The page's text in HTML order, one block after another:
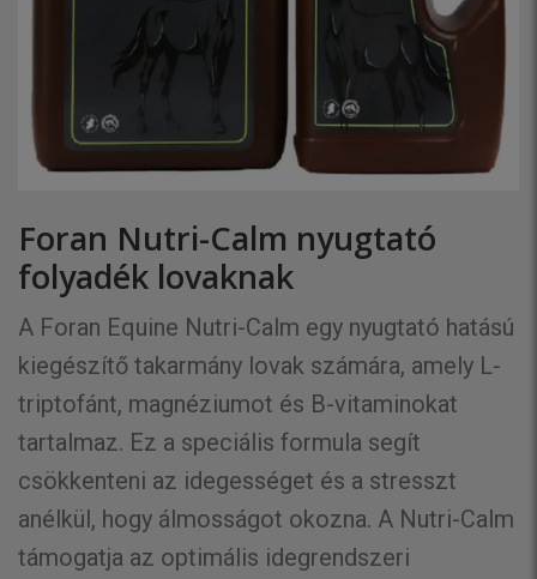
Foran Nutri-Calm nyugtató
folyadék lovaknak
A Foran Equine Nutri-Calm egy nyugtató hatású
kiegészítő takarmány lovak számára, amely L-
triptofánt, magnéziumot és B-vitaminokat
tartalmaz. Ez a speciális formula segít
csökkenteni az idegességet és a stresszt
anélkül, hogy álmosságot okozna. A Nutri-Calm
támogatja az optimális idegrendszeri